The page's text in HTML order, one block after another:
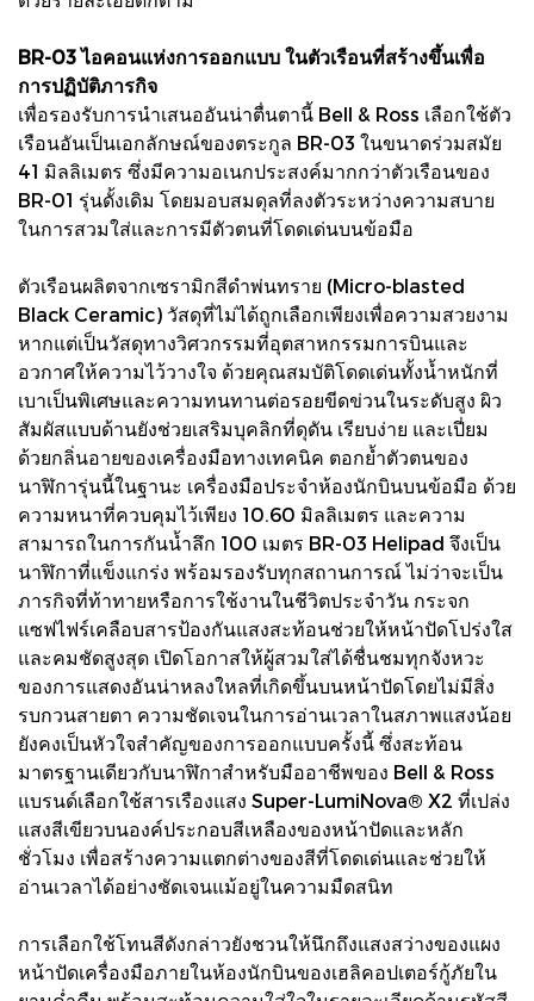
BR-03 ไอคอนแห่งการออกแบบ ในตัวเรือนที่สร้างขึ้นเพื่อ
การปฏิบัติภารกิจ
เพื่อรองรับการนำเสนออันน่าตื่นตานี้ Bell & Ross เลือกใช้ตัว
เรือนอันเป็นเอกลักษณ์ของตระกูล BR-03 ในขนาดร่วมสมัย
41 มิลลิเมตร ซึ่งมีความอเนกประสงค์มากกว่าตัวเรือนของ
BR-01 รุ่นดั้งเดิม โดยมอบสมดุลที่ลงตัวระหว่างความสบาย
ในการสวมใส่และการมีตัวตนที่โดดเด่นบนข้อมือ
ตัวเรือนผลิตจากเซรามิกสีดำพ่นทราย (Micro-blasted
Black Ceramic) วัสดุที่ไม่ได้ถูกเลือกเพียงเพื่อความสวยงาม
หากแต่เป็นวัสดุทางวิศวกรรมที่อุตสาหกรรมการบินและ
อวกาศให้ความไว้วางใจ ด้วยคุณสมบัติโดดเด่นทั้งน้ำหนักที่
เบาเป็นพิเศษและความทนทานต่อรอยขีดข่วนในระดับสูง ผิว
สัมผัสแบบด้านยังช่วยเสริมบุคลิกที่ดุดัน เรียบง่าย และเปี่ยม
ด้วยกลิ่นอายของเครื่องมือทางเทคนิค ตอกย้ำตัวตนของ
นาฬิการุ่นนี้ในฐานะ เครื่องมือประจำห้องนักบินบนข้อมือ ด้วย
ความหนาที่ควบคุมไว้เพียง 10.60 มิลลิเมตร และความ
สามารถในการกันน้ำลึก 100 เมตร BR-03 Helipad จึงเป็น
นาฬิกาที่แข็งแกร่ง พร้อมรองรับทุกสถานการณ์ ไม่ว่าจะเป็น
ภารกิจที่ท้าทายหรือการใช้งานในชีวิตประจำวัน กระจก
แซฟไฟร์เคลือบสารป้องกันแสงสะท้อนช่วยให้หน้าปัดโปร่งใส
และคมชัดสูงสุด เปิดโอกาสให้ผู้สวมใส่ได้ชื่นชมทุกจังหวะ
ของการแสดงอันน่าหลงใหลที่เกิดขึ้นบนหน้าปัดโดยไม่มีสิ่ง
รบกวนสายตา ความชัดเจนในการอ่านเวลาในสภาพแสงน้อย
ยังคงเป็นหัวใจสำคัญของการออกแบบครั้งนี้ ซึ่งสะท้อน
มาตรฐานเดียวกับนาฬิกาสำหรับมืออาชีพของ Bell & Ross
แบรนด์เลือกใช้สารเรืองแสง Super-LumiNova® X2 ที่เปล่ง
แสงสีเขียวบนองค์ประกอบสีเหลืองของหน้าปัดและหลัก
ชั่วโมง เพื่อสร้างความแตกต่างของสีที่โดดเด่นและช่วยให้
อ่านเวลาได้อย่างชัดเจนแม้อยู่ในความมืดสนิท
การเลือกใช้โทนสีดังกล่าวยังชวนให้นึกถึงแสงสว่างของแผง
หน้าปัดเครื่องมือภายในห้องนักบินของเฮลิคอปเตอร์กู้ภัยใน